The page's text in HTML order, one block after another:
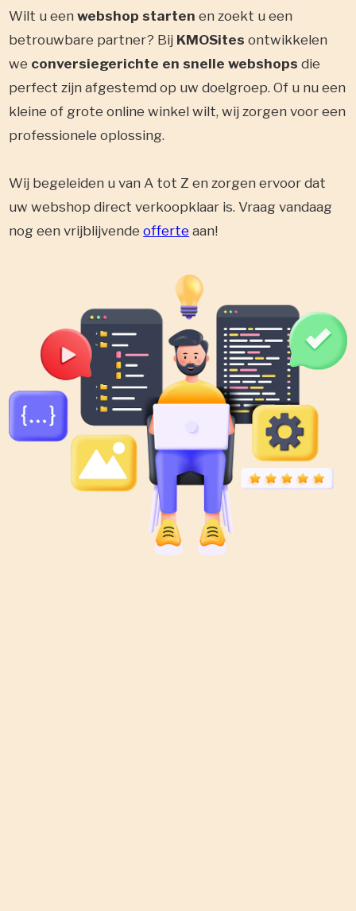
Wilt u eenwebshop startenen zoekt u een
betrouwbare partner? Bij KMOSitesontwikkelen
we conversiegerichte en snelle webshops die
perfect zijn afgestemd op uw doelgroep. Of u nu een
kleine of grote online winkel wilt, wij zorgen voor een
professionele oplossing.
Wij begeleiden u van A tot Z en zorgen ervoor dat
uw webshop direct verkoopklaar is. Vraag vandaag
nog een vrijblijvendeofferte aan!